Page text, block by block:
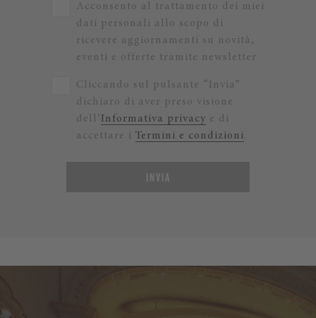
Acconsento al trattamento dei miei
dati personali allo scopo di
ricevere aggiornamenti su novità,
eventi e offerte tramite newsletter
Cliccando sul pulsante “Invia”
dichiaro di aver preso visione
dell’Informativa privacy e di
accettare i Termini e condizioni.
INVIA